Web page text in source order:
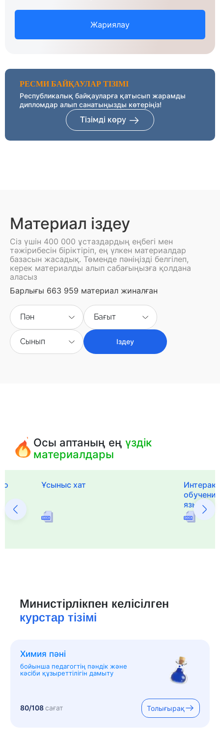
Жариялау
РЕСМИ БАЙҚАУЛАР ТІЗІМІ
Республикалық байқауларға қатысып жарамды
дипломдар алып санатыңызды көтеріңіз!
Тізімді көру
Материал іздеу
Сіз үшін 400 000 ұстаздардың еңбегі мен
тәжірибесін біріктіріп, ең үлкен материалдар
базасын жасадық. Төменде пәніңізді белгілеп,
керек материалды алып сабағыңызға қолдана
аласыз
Барлығы 663 959 материал жиналған
Пән Бағыт
Сынып Іздеу
Осы аптаның еңүздік
материалдары
Ұсыныс хат
языка и
Министірлікпен келісілген
курстар тізімі
Химия пәні
бойынша педагогтің пәндік және
кәсіби құзыреттілігін дамыту
80/108сағат Толығырақ